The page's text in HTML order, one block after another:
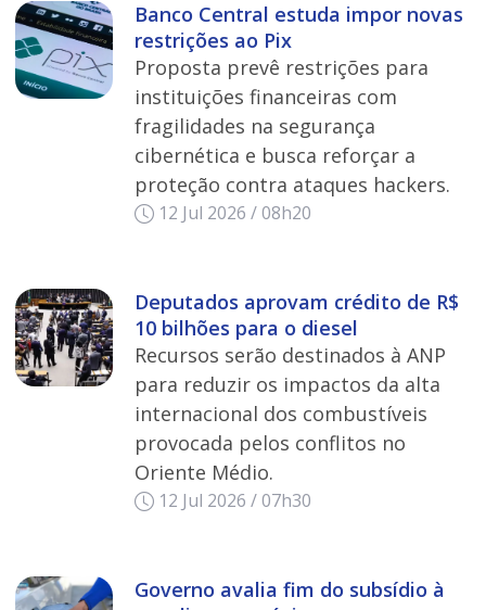
Banco Central estuda impor novas
restrições ao Pix
Proposta prevê restrições para
instituições financeiras com
fragilidades na segurança
cibernética e busca reforçar a
proteção contra ataques hackers.
12 Jul 2026 / 08h20
Deputados aprovam crédito de R$
10 bilhões para o diesel
Recursos serão destinados à ANP
para reduzir os impactos da alta
internacional dos combustíveis
provocada pelos conflitos no
Oriente Médio.
12 Jul 2026 / 07h30
Governo avalia fim do subsídio à